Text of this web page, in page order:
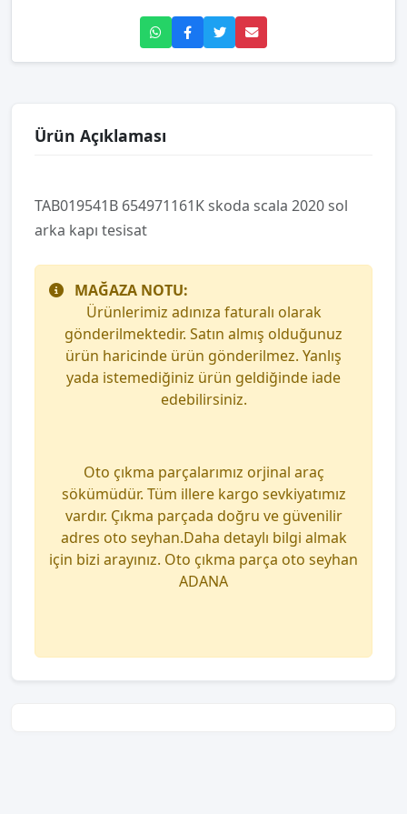
Ürün Açıklaması
TAB019541B 654971161K skoda scala 2020 sol
arka kapı tesisat
MAĞAZA NOTU:
Ürünlerimiz adınıza faturalı olarak
gönderilmektedir. Satın almış olduğunuz
ürün haricinde ürün gönderilmez. Yanlış
yada istemediğiniz ürün geldiğinde iade
edebilirsiniz.
Oto çıkma parçalarımız orjinal araç
sökümüdür. Tüm illere kargo sevkiyatımız
vardır. Çıkma parçada doğru ve güvenilir
adres oto seyhan.Daha detaylı bilgi almak
için bizi arayınız. Oto çıkma parça oto seyhan
ADANA